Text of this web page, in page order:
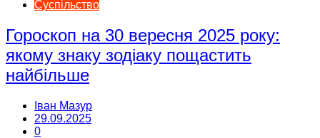
Суспільство
Гороскоп на 30 вересня 2025 року:
якому знаку зодіаку пощастить
найбільше
Іван Мазур
29.09.2025
0